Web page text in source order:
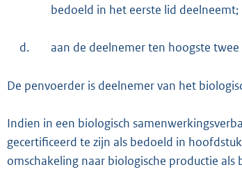
bedoeld in het eerste lid deelneemt;
d. aan de deelnemer ten hoogste
De penvoerder is deelnemer van het
Indien in een biologisch
gecertificeerd te zijn als bedoeld in
omschakeling naar biologische productie